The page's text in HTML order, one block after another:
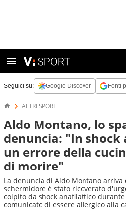
Seguici su: Google Discover Fonti
ALTRI SPORT
Aldo Montano, lo
denuncia: "In
un errore della
di morire"
La denuncia di Aldo Montano
schermidore è stato ricoverato
colpito da shock anafilattico durante
comunicato di essere allergico alla